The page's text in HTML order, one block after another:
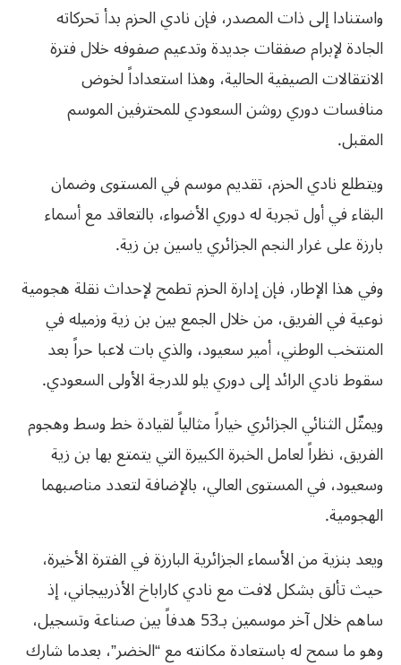
واستنادا إلى ذات المصدر، فإن نادي الحزم بدأ تحركاته
الجادة لإبرام صفقات جديدة وتدعيم صفوفه خلال فترة
الانتقالات الصيفية الحالية، وهذا استعداداً لخوض
منافسات دوري روشن السعودي للمحترفين الموسم
المقبل.
ويتطلع نادي الحزم، تقديم موسم في المستوى وضمان
البقاء في أول تجربة له دوري الأضواء، بالتعاقد مع أسماء
بارزة على غرار النجم الجزائري ياسين بن زية.
وفي هذا الإطار، فإن إدارة الحزم تطمح لإحداث نقلة هجومية
نوعية في الفريق، من خلال الجمع بين بن زية وزميله في
المنتخب الوطني، أمير سعيود، والذي بات لاعبا حراً بعد
سقوط نادي الرائد إلى دوري يلو للدرجة الأولى السعودي.
ويمثّل الثنائي الجزائري خياراً مثالياً لقيادة خط وسط وهجوم
الفريق، نظراً لعامل الخبرة الكبيرة التي يتمتع بها بن زية
وسعيود، في المستوى العالي، بالإضافة لتعدد مناصبهما
الهجومية.
ويعد بنزية من الأسماء الجزائرية البارزة في الفترة الأخيرة،
حيث تألق بشكل لافت مع نادي كاراباخ الأذربيجاني، إذ
ساهم خلال آخر موسمين بـ53 هدفاً بين صناعة وتسجيل،
وهو ما سمح له باستعادة مكانته مع “الخضر”، بعدما شارك